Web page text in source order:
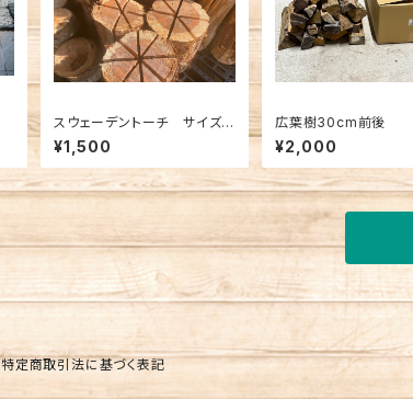
スウェーデントーチ サイズ
色々
¥1,500
広葉樹30cm前後
¥2,000
特定商取引法に基づく表記